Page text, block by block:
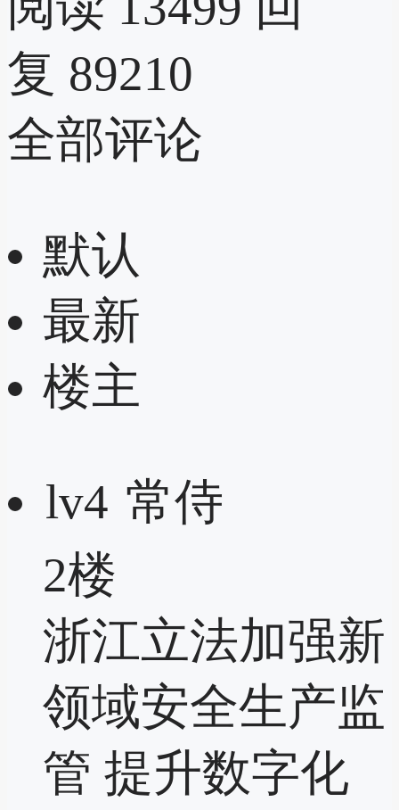
复 89210
全部评论
默认
最新
楼主
lv4 常侍
2楼
浙江立法加强新
领域安全生产监
管 提升数字化